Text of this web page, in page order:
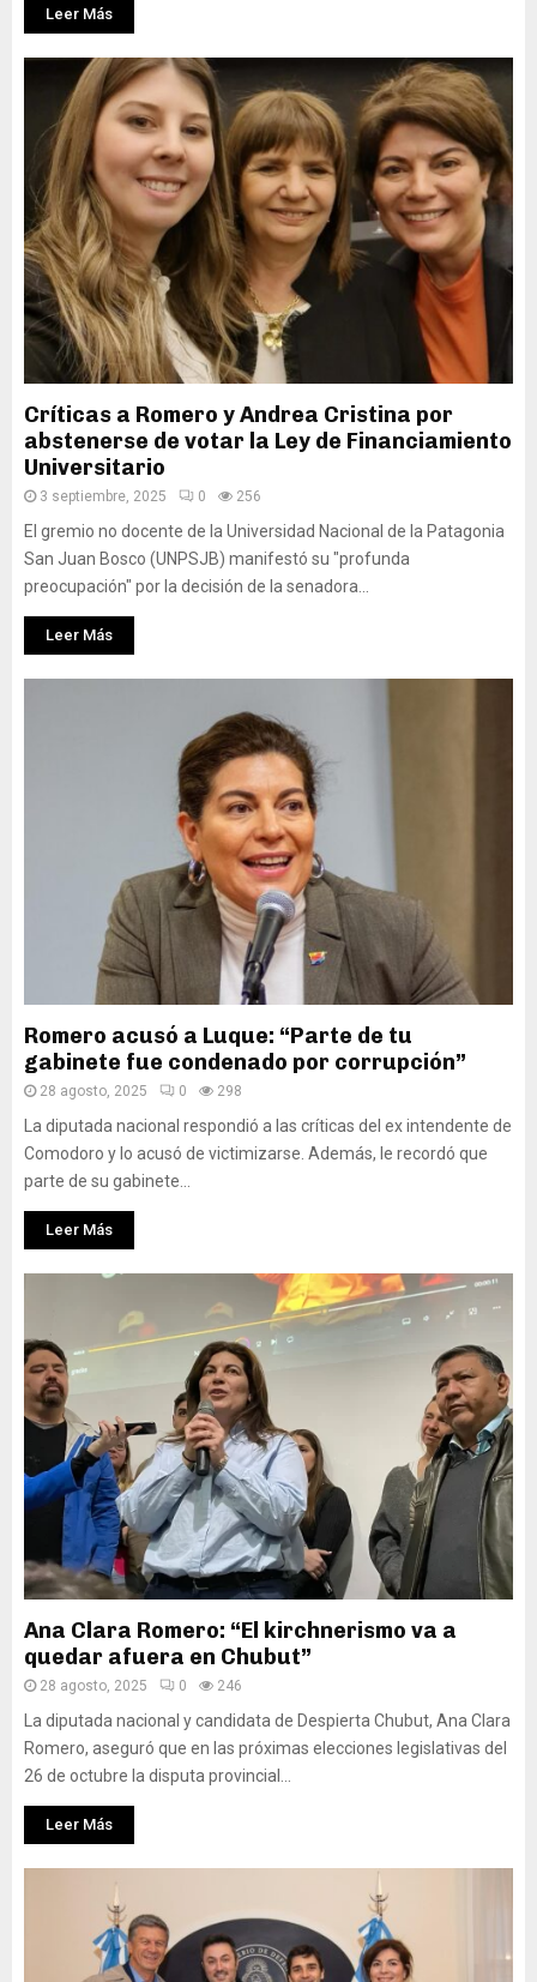
Leer Más
Críticas a Romero y Andrea Cristina por
abstenerse de votar la Ley de Financiamiento
Universitario
3 septiembre, 2025 0 256
El gremio no docente de la Universidad Nacional de la Patagonia
San Juan Bosco (UNPSJB) manifestó su "profunda
preocupación" por la decisión de la senadora...
Leer Más
Romero acusó a Luque: “Parte de tu
gabinete fue condenado por corrupción”
28 agosto, 2025 0 298
La diputada nacional respondió a las críticas del ex intendente de
Comodoro y lo acusó de victimizarse. Además, le recordó que
parte de su gabinete...
Leer Más
Ana Clara Romero: “El kirchnerismo va a
quedar afuera en Chubut”
28 agosto, 2025 0 246
La diputada nacional y candidata de Despierta Chubut, Ana Clara
Romero, aseguró que en las próximas elecciones legislativas del
26 de octubre la disputa provincial...
Leer Más